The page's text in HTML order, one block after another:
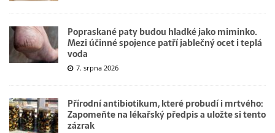
Popraskané paty budou hladké jako miminko.
Mezi účinné spojence patří jablečný ocet i teplá
voda
7. srpna 2026
Přírodní antibiotikum, které probudí i mrtvého:
Zapomeňte na lékařský předpis a uložte si tento
zázrak